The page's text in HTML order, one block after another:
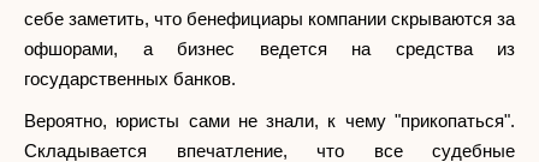
себе заметить, что бенефициары компании скрываются за
офшорами, а бизнес ведется на средства из
государственных банков.
Вероятно, юристы сами не знали, к чему "прикопаться".
Складывается впечатление, что все судебные